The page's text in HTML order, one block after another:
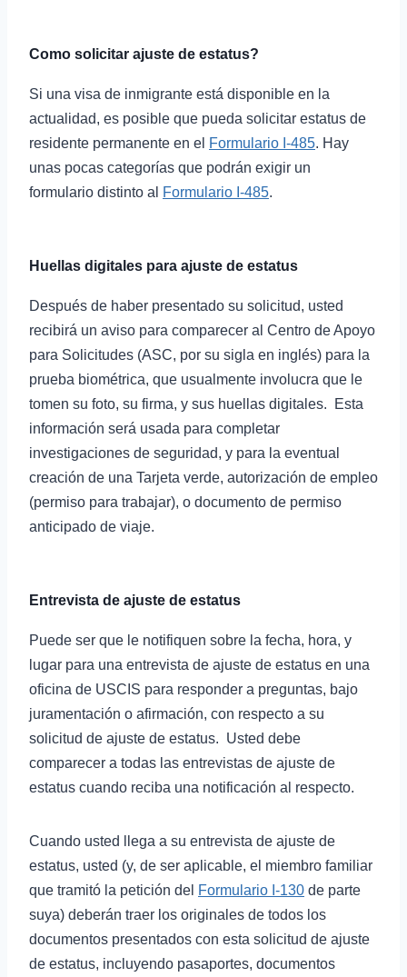
Como solicitar ajuste de estatus?
Si una visa de inmigrante está disponible en la
actualidad, es posible que pueda solicitar estatus de
residente permanente en el Formulario I-485. Hay
unas pocas categorías que podrán exigir un
formulario distinto al
Formulario I-485.
Huellas digitales para ajuste de estatus
Después de haber presentado su solicitud, usted
recibirá un aviso para comparecer al Centro de Apoyo
para Solicitudes (ASC, por su sigla en inglés) para la
prueba biométrica, que usualmente involucra que le
tomen su foto, su firma, y sus huellas digitales. Esta
información será usada para completar
investigaciones de seguridad, y para la eventual
creación de una Tarjeta verde, autorización de empleo
(permiso para trabajar), o documento de permiso
anticipado de viaje.
Entrevista de ajuste de estatus
Puede ser que le notifiquen sobre la fecha, hora, y
lugar para una entrevista de ajuste de estatus en una
oficina de USCIS para responder a preguntas, bajo
juramentación o afirmación, con respecto a su
solicitud de ajuste de estatus. Usted debe
comparecer a todas las entrevistas de ajuste de
estatus cuando reciba una notificación al respecto.
Cuando usted llega a su entrevista de ajuste de
estatus, usted (y, de ser aplicable, el miembro familiar
que tramitó la petición del Formulario I-130 de parte
suya) deberán traer los originales de todos los
documentos presentados con esta solicitud de ajuste
de estatus, incluyendo pasaportes, documentos